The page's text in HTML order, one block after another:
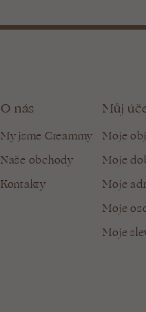
O nás
My jsme Creammy
Naše obchody
Kontakty
Můj
Moje
Moje
Moje
Moje
Moje